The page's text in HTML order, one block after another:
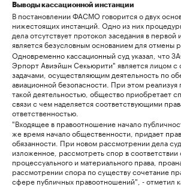
Выводы кассационной инстанции
В постановлении ФАСМО говорится о двух
нижестоящих инстанций. Одно из них
дела отсутствует протокол заседания в первой
является безусловным основанием для отмены
Одновременно кассационный суд указал, что
Эрпорт Авиэйшн Секьюрити" является лицом с
задачами, осуществляющим деятельность по
авиационной безопасности. При этом реализуя
такой деятельностью, общество приобретает
связи с чем наделяется соответствующими
ответственностью.
"Входящее в правоотношение начало
же время начало общественности, придает
обязанности. При новом рассмотрении дела
изложенное, рассмотреть спор в
процессуального и материального права,
рассмотрении спора по существу сочетание
сфере публичных правоотношений", - отметил